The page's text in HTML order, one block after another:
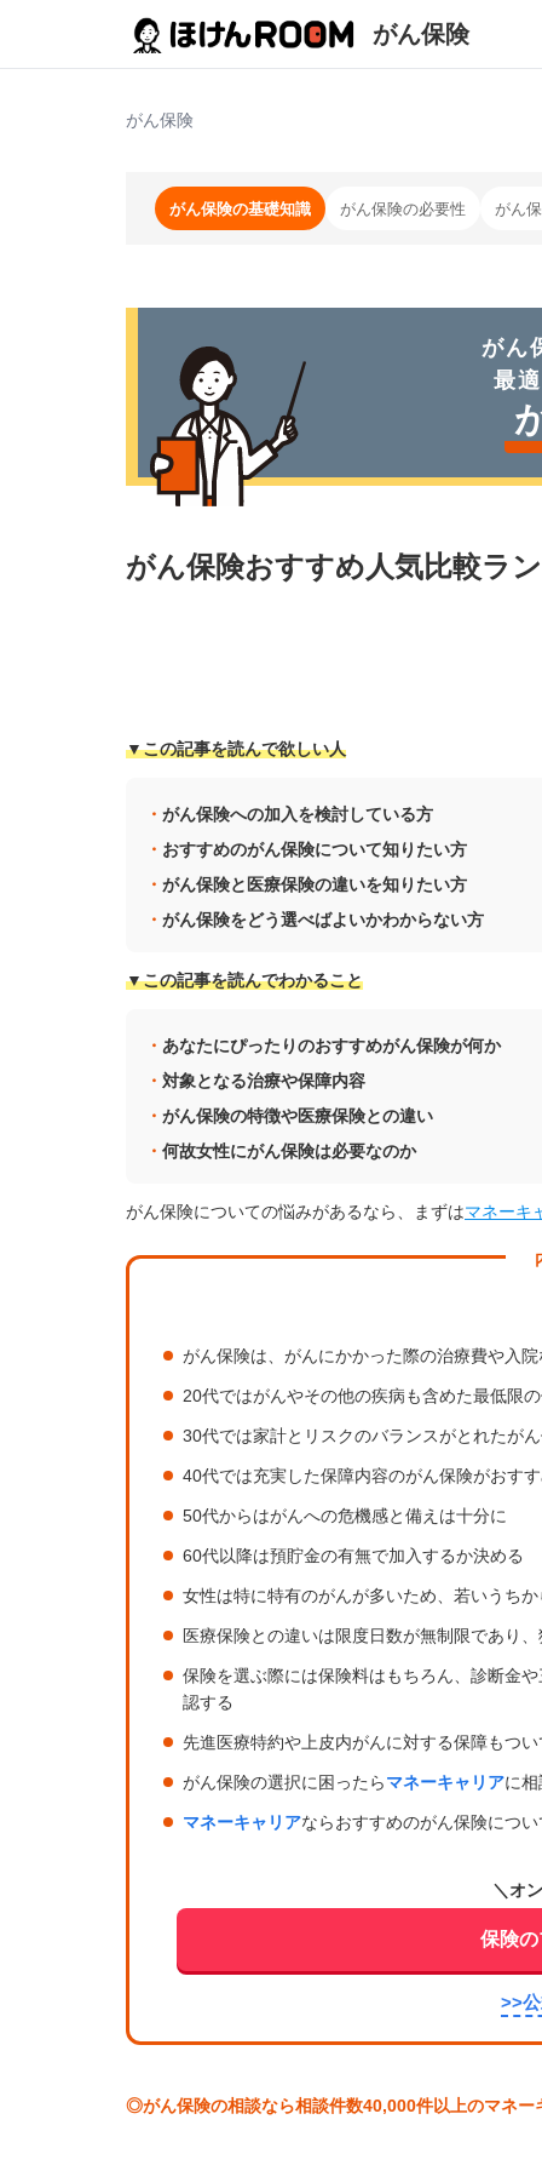
がん保険
がん保険
がん保険の基礎知識 がん保険の必要性 がん
がん
最
がん保険おすすめ人気比較ラ
▼この記事を読んで欲しい人
がん保険への加入を検討している方
おすすめのがん保険について知りたい方
がん保険と医療保険の違いを知りたい方
がん保険をどう選べばよいかわからない方
▼この記事を読んでわかること
あなたにぴったりのおすすめがん保険が何か
対象となる治療や保障内容
がん保険の特徴や医療保険との違い
何故女性にがん保険は必要なのか
がん保険についての悩みがあるなら、まずはマネーキ
がん保険は、がんにかかった際の治療費や入
20代ではがんやその他の疾病も含めた最低限
30代では家計とリスクのバランスがとれたが
40代では充実した保障内容のがん保険がおす
50代からはがんへの危機感と備えは十分に
60代以降は預貯金の有無で加入するか決める
女性は特に特有のがんが多いため、若いうち
医療保険との違いは限度日数が無制限であり
保険を選ぶ際には保険料はもちろん、診断金
認する
先進医療特約や上皮内がんに対する保障もつ
がん保険の選択に困ったらマネーキャリアに
マネーキャリアならおすすめのがん保険につ
＼オ
保険
>>
◎がん保険の相談なら相談件数40,000件以上のマネー